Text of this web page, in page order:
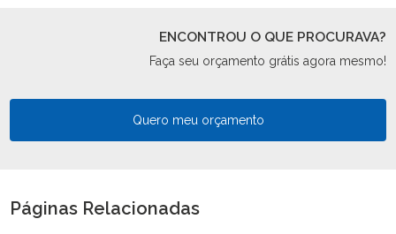
ENCONTROU O QUE PROCURAVA?
Faça seu orçamento grátis agora mesmo!
Quero meu orçamento
Páginas Relacionadas